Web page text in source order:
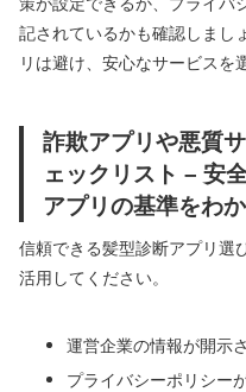
記されているかも確認しまし
リは避け、安心なサービスを
詐欺アプリや悪質
ェックリスト – 安
アプリの基準をわ
信頼できる髪型診断アプリ選
活用してください。
運営企業の情報が開示
プライバシーポリシー